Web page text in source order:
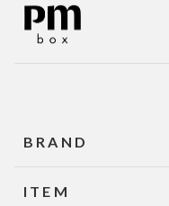
BRAND
ITEM